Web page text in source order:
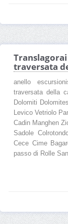
traversata
anello
traversata della
Dolomiti
Levico Vetriolo
Cadin Manghen
Sadole
Cece Cime
passo di Rolle